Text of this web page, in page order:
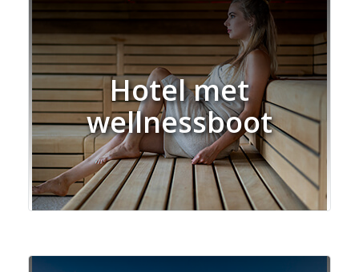
Hotel met
wellnessboot